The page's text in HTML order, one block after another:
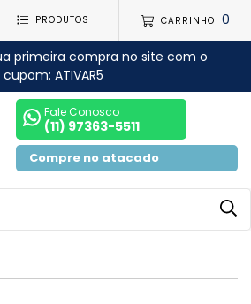
PRODUTOS CARRINHO 0
primeira compra no site com o
cupom: ATIVAR5
Fale Conosco
(11) 97363-5511
Compre no atacado